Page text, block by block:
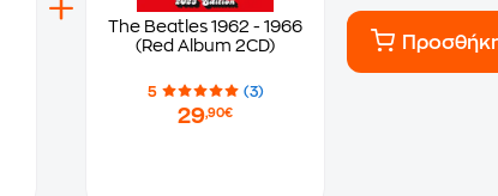
The Beatles 1962 - 1966
(Red Album 2CD)
5 (3)
29,90€